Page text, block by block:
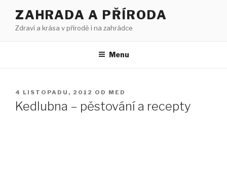
obsahu
ZAHRADA A PŘÍRODA
Zdraví a krása v přírodě i na zahrádce
Menu
PUBLIKOVÁNO
4 LISTOPADU, 2012 OD MED
Kedlubna – pěstování a recepty